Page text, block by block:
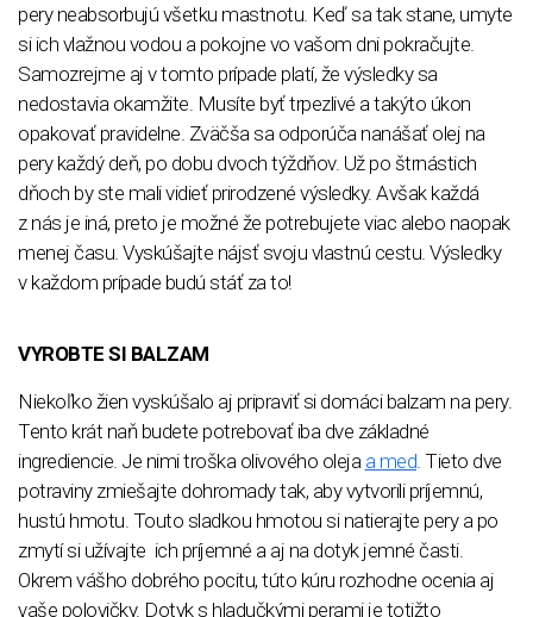
pery neabsorbujú všetku mastnotu. Keď sa tak stane, umyte
si ich vlažnou vodou a pokojne vo vašom dni pokračujte.
Samozrejme aj v tomto prípade platí, že výsledky sa
nedostavia okamžite. Musíte byť trpezlivé a takýto úkon
opakovať pravidelne. Zväčša sa odporúča nanášať olej na
pery každý deň, po dobu dvoch týždňov. Už po štrnástich
dňoch by ste mali vidieť prirodzené výsledky. Avšak každá
z nás je iná, preto je možné že potrebujete viac alebo naopak
menej času. Vyskúšajte nájsť svoju vlastnú cestu. Výsledky
v každom prípade budú stáť za to!
VYROBTE SI BALZAM
Niekoľko žien vyskúšalo aj pripraviť si domáci balzam na pery.
Tento krát naň budete potrebovať iba dve základné
ingrediencie. Je nimi troška olivového oleja a med . Tieto dve
potraviny zmiešajte dohromady tak, aby vytvorili príjemnú,
hustú hmotu. Touto sladkou hmotou si natierajte pery a po
zmytí si užívajte ich príjemné a aj na dotyk jemné časti.
Okrem vášho dobrého pocitu, túto kúru rozhodne ocenia aj
vaše polovičky. Dotyk s hladučkými perami je totižto